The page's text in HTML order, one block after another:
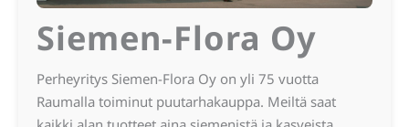
Siemen-Flora Oy
Perheyritys Siemen-Flora Oy on yli 75 vuotta
Raumalla toiminut puutarhakauppa. Meiltä saat